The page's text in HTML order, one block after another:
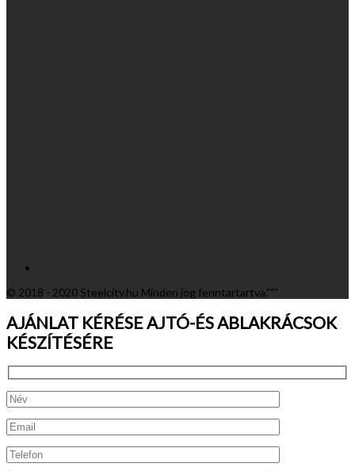
© 2018 - 2020 Steelcity.hu Minden jog fenntartartva."""
AJÁNLAT KÉRÉSE AJTÓ-ÉS ABLAKRÁCSOK
KÉSZÍTÉSÉRE